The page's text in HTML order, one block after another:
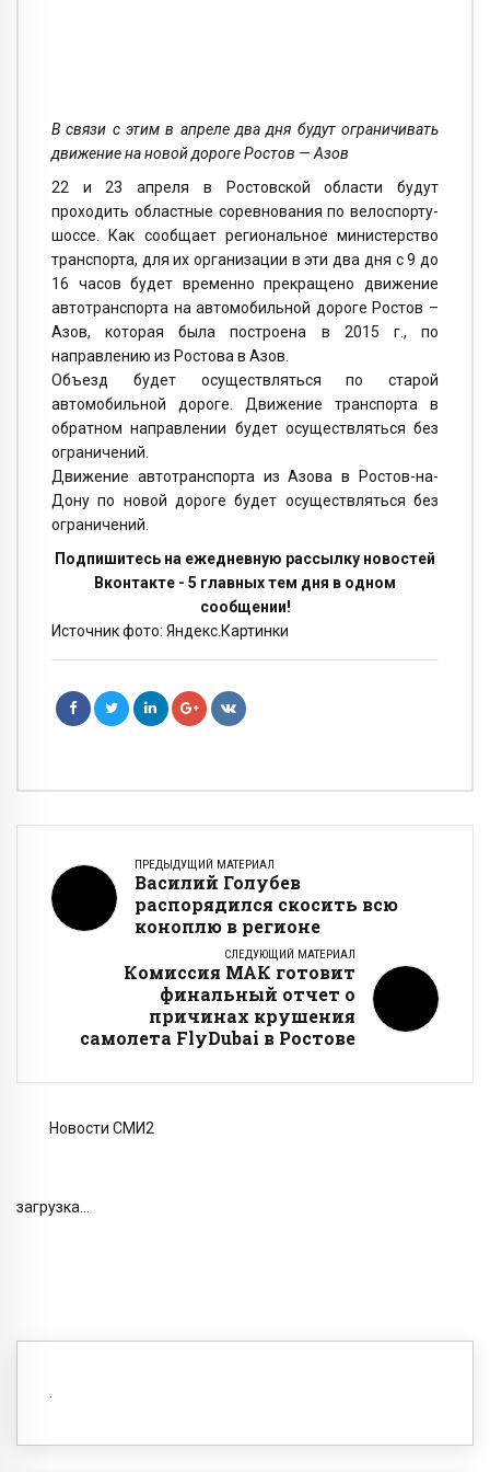
В связи с этим в апреле два дня будут ограничивать
движение на новой дороге Ростов — Азов
22 и 23 апреля в Ростовской области будут
проходить областные соревнования по велоспорту-
шоссе. Как сообщает региональное министерство
транспорта, для их организации в эти два дня с 9 до
16 часов будет временно прекращено движение
автотранспорта на автомобильной дороге Ростов –
Азов, которая была построена в 2015 г., по
направлению из Ростова в Азов.
Объезд будет осуществляться по старой
автомобильной дороге. Движение транспорта в
обратном направлении будет осуществляться без
ограничений.
Движение автотранспорта из Азова в Ростов-на-
Дону по новой дороге будет осуществляться без
ограничений.
Подпишитесь на ежедневную рассылку новостей
Вконтакте - 5 главных тем дня в одном
сообщении!
Источник фото: Яндекс.Картинки
ПРЕДЫДУЩИЙ МАТЕРИАЛ
Василий Голубев
распорядился скосить всю
коноплю в регионе
СЛЕДУЮЩИЙ МАТЕРИАЛ
Комиссия МАК готовит
финальный отчет о
причинах крушения
самолета FlyDubai в Ростове
Новости СМИ2
загрузка...